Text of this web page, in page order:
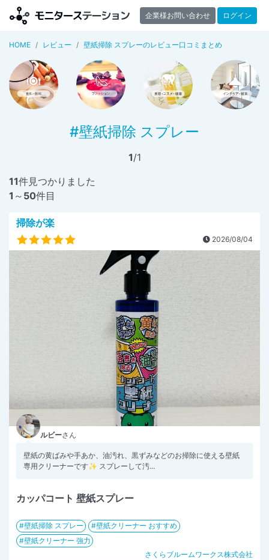
企業様お問い合わせ ログイン
HOME レビュー 壁紙掃除 スプレーのレビュー口コミまとめ
#壁紙掃除 スプレー
1/1
11件見つかりました
1 ～ 50件目
掃除が楽
2026/08/04
ルビーさん
壁紙の黄ばみや手あか、油汚れ、黒ずみなどのお掃除に使える壁紙
専用クリーナーです✨ スプレーして汚...
カッパコート 壁紙スプレー
壁紙掃除 スプレー
壁紙クリーナー おすすめ
壁紙クリーナー 強力
さくらブルームワークス株式会社